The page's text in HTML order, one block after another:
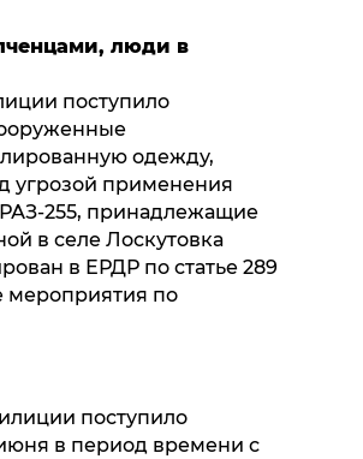
люди в
поступило
одежду,
угрозой применения
255, принадлежащие
в селе Лоскутовка
в ЕРДР по статье 289
мероприятия по
поступило
в период времени с